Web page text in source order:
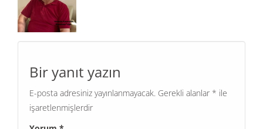
Bir yanıt yazın
E-posta adresiniz yayınlanmayacak. Gerekli alanlar * ile
işaretlenmişlerdir